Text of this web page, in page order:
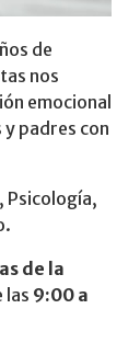
de
nos
emocional
padres con
Psicología,
de la
las 9:00 a